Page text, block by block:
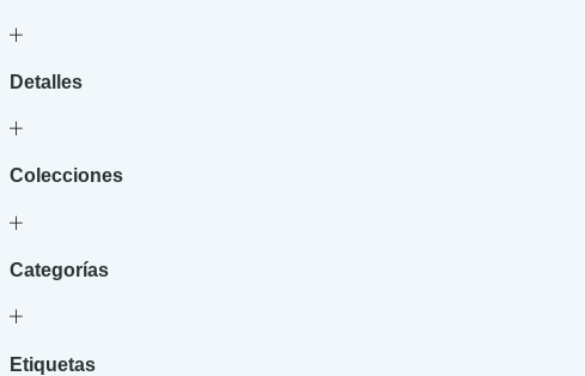
Detalles
Colecciones
Categorías
Etiquetas